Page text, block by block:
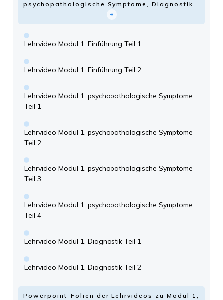
psychopathologische Symptome, Diagnostik
Lehrvideo Modul 1, Einführung Teil 1
Lehrvideo Modul 1, Einführung Teil 2
Lehrvideo Modul 1, psychopathologische Symptome
Teil 1
Lehrvideo Modul 1, psychopathologische Symptome
Teil 2
Lehrvideo Modul 1, psychopathologische Symptome
Teil 3
Lehrvideo Modul 1, psychopathologische Symptome
Teil 4
Lehrvideo Modul 1, Diagnostik Teil 1
Lehrvideo Modul 1, Diagnostik Teil 2
Powerpoint-Folien der Lehrvideos zu Modul 1,